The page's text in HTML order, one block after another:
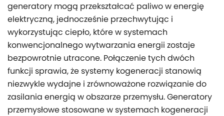
generatory mogą przekształcać paliwo w energię
elektryczną, jednocześnie przechwytując i
wykorzystując ciepło, które w systemach
konwencjonalnego wytwarzania energii zostaje
bezpowrotnie utracone. Połączenie tych dwóch
funkcji sprawia, że systemy kogeneracji stanowią
niezwykle wydajne i zrównoważone rozwiązanie do
zasilania energią w obszarze przemysłu. Generatory
przemysłowe stosowane w systemach kogeneracji